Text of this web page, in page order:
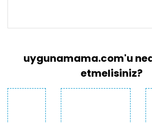
Yorum Yaz
ve diğer konularda yetersiz
Ürün resmi kalitesiz, bozuk veya
görüntülenemiyor.
Ürün açıklamasında eksik bilgiler
Ürün bilgilerinde hatalar bulunuyor.
Ürün fiyatı diğer sitelerden daha
uygunamama.com'u
etmelisiniz?